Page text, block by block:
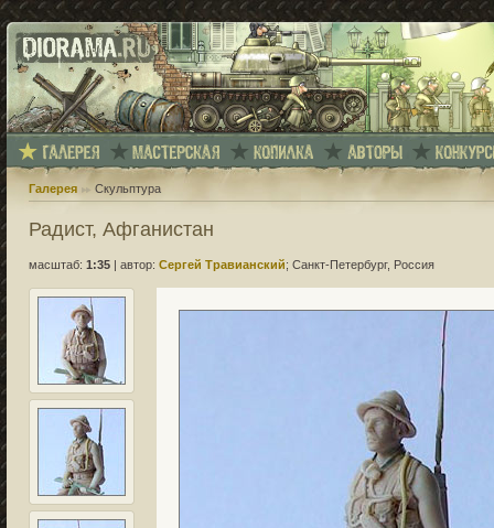
Галерея Скульптура
Радист, Афганистан
масштаб: 1:35 автор: Сергей Травианский; Санкт-Петербург, Россия